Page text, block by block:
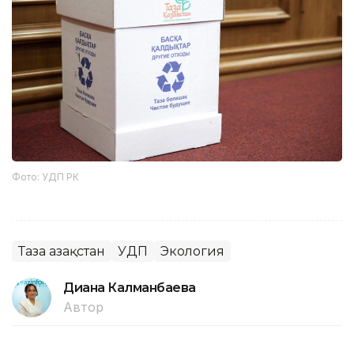
Фото: УДП РК
Таза Қазақстан УДП Экология
Диана Калманбаева
Автор